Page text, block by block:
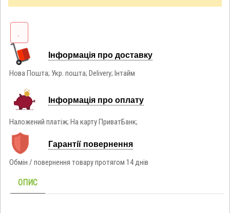
Інформація про доставку
Нова Пошта; Укр. пошта; Delivery; Інтайм
Інформація про оплату
Наложений платіж; На карту ПриватБанк;
Гарантії повернення
Обмін / повернення товару протягом 14 днів
ОПИС